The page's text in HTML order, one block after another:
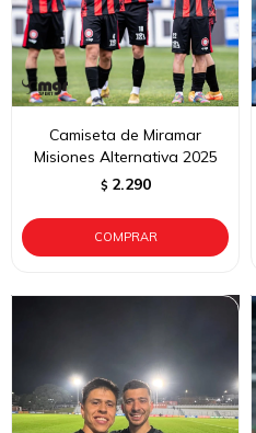
Camiseta de Miramar
Misiones Alternativa 2025
$ 2.290